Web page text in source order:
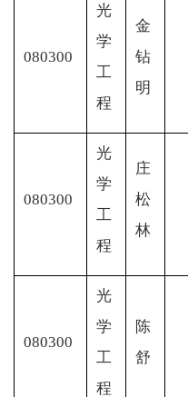
080300
光
学
工
程
金
钻
明
080300
光
学
工
程
庄
松
林
080300
光
学
工
程
陈
舒